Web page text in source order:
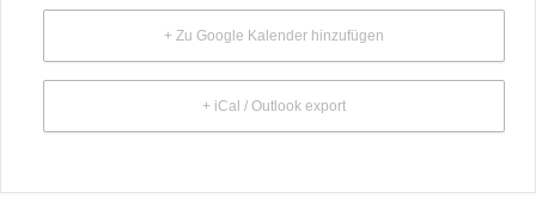
+ Zu Google Kalender hinzufügen
+ iCal / Outlook export